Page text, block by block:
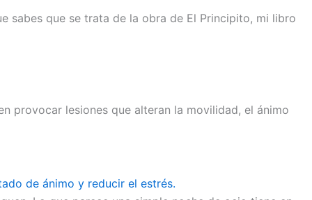
sabes que se trata de la obra de El Principito, mi libro
provocar lesiones que alteran la movilidad, el ánimo
de ánimo y reducir el estrés.